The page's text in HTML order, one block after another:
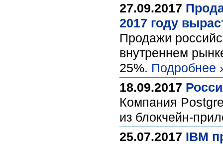
27.09.2017
2017 году
Продажи
внутреннем
25%. Подробнее
18.09.2017
Компания
из блокчейн-
25.07.2017 IBM